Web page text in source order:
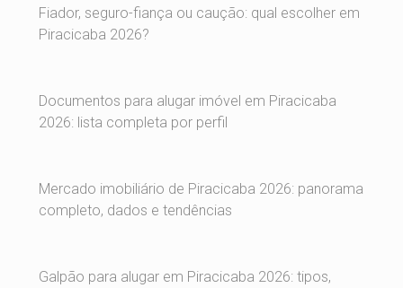
Fiador, seguro-fiança ou caução: qual escolher em
Piracicaba 2026?
Documentos para alugar imóvel em Piracicaba
2026: lista completa por perfil
Mercado imobiliário de Piracicaba 2026: panorama
completo, dados e tendências
Galpão para alugar em Piracicaba 2026: tipos,